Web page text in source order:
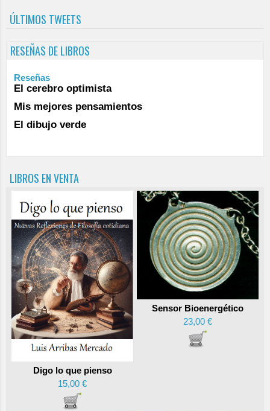
ÚLTIMOS TWEETS
RESEÑAS DE LIBROS
Reseñas
El cerebro optimista
Mis mejores pensamientos
El dibujo verde
LIBROS EN VENTA
Digo lo que pienso
15,00 €
Sensor Bioenergético
23,00 €